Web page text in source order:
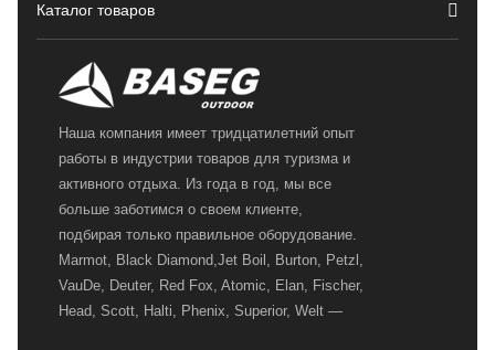
Каталог товаров
Наша компания имеет тридцатилетний опыт
работы в индустрии товаров для туризма и
активного отдыха. Из года в год, мы все
больше заботимся о своем клиенте,
подбирая только правильное оборудование.
Marmot, Black Diamond,Jet Boil, Burton, Petzl,
VauDe, Deuter, Red Fox, Atomic, Elan, Fischer,
Head, Scott, Halti, Phenix, Superior, Welt —